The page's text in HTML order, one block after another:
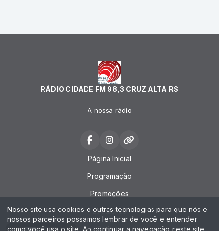
RÁDIO CIDADE FM 98,3 CRUZ ALTA RS
A nossa rádio
Página Inicial
Programação
Promoções
Locutores
Contato
Nosso site usa cookies e outras tecnologias para que nós e
nossos parceiros possamos lembrar de você e entender
como você usa o site. Ao continuar a navegação neste site